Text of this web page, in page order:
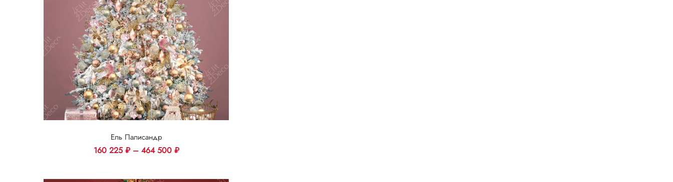
Ель Палисандр
160 225 ₽– 464 500 ₽